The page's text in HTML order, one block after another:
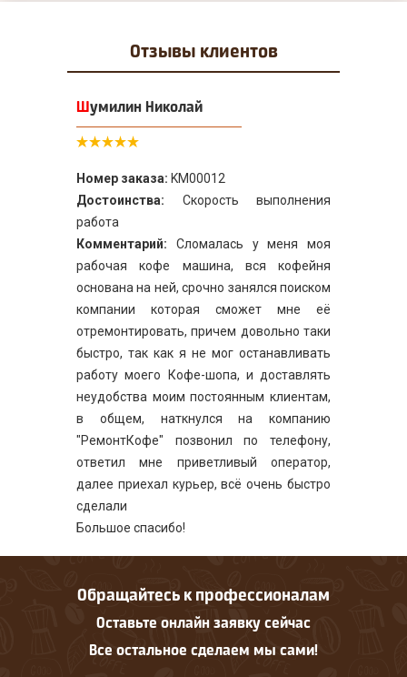
Отзывы клиентов
Шумилин Николай
Номер заказа: KM00012
Достоинства: Скорость выполнения
работа
Комментарий: Сломалась у меня моя
рабочая кофе машина, вся кофейня
основана на ней, срочно занялся поиском
компании которая сможет мне её
отремонтировать, причем довольно таки
быстро, так как я не мог останавливать
работу моего Кофе-шопа, и доставлять
неудобства моим постоянным клиентам,
в общем, наткнулся на компанию
"РемонтКофе" позвонил по телефону,
ответил мне приветливый оператор,
далее приехал курьер, всё очень быстро
сделали
Большое спасибо!
Обращайтесь к профессионалам
Оставьте онлайн заявку сейчас
Все остальное сделаем мы сами!